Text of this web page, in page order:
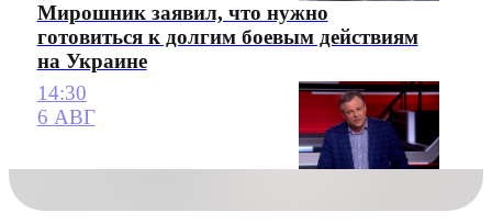
Мирошник заявил, что нужно
готовиться к долгим боевым действиям
на Украине
14:30
6 АВГ